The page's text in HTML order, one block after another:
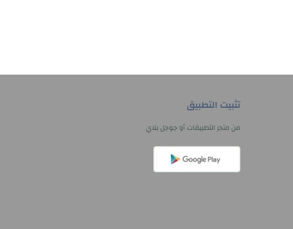
تثبيت التطبيق
من متجر التطبيقات أو جوجل بلاي